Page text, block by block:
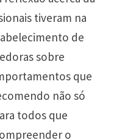
tiveram na
de
sobre
que
não só
todos que
o